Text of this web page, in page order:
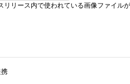
リリース内で使われている画像ファイル